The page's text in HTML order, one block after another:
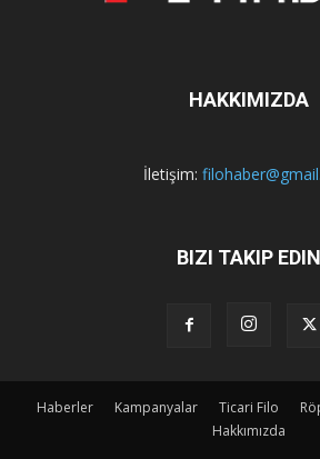
HAKKIMIZDA
İletişim:
BIZI TAKIP EDIN
Haberler Kampanyalar Ticari Filo
Hakkımızda